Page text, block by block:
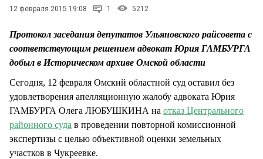
12 февраля 2015 19:08 1 5212
Протокол заседания депутатов Ульяновского райсовета с
соответствующим решением адвокат Юрия ГАМБУРГА
добыл в Историческом архиве Омской области
Сегодня, 12 февраля Омский областной суд оставил без
удовлетворения апелляционную жалобу адвоката Юрия
ГАМБУРГА Олега ЛЮБУШКИНА на отказ Центрального
районного суда в проведении повторной комиссионной
экспертизы с целью объективной оценки земельных
участков в Чукреевке.